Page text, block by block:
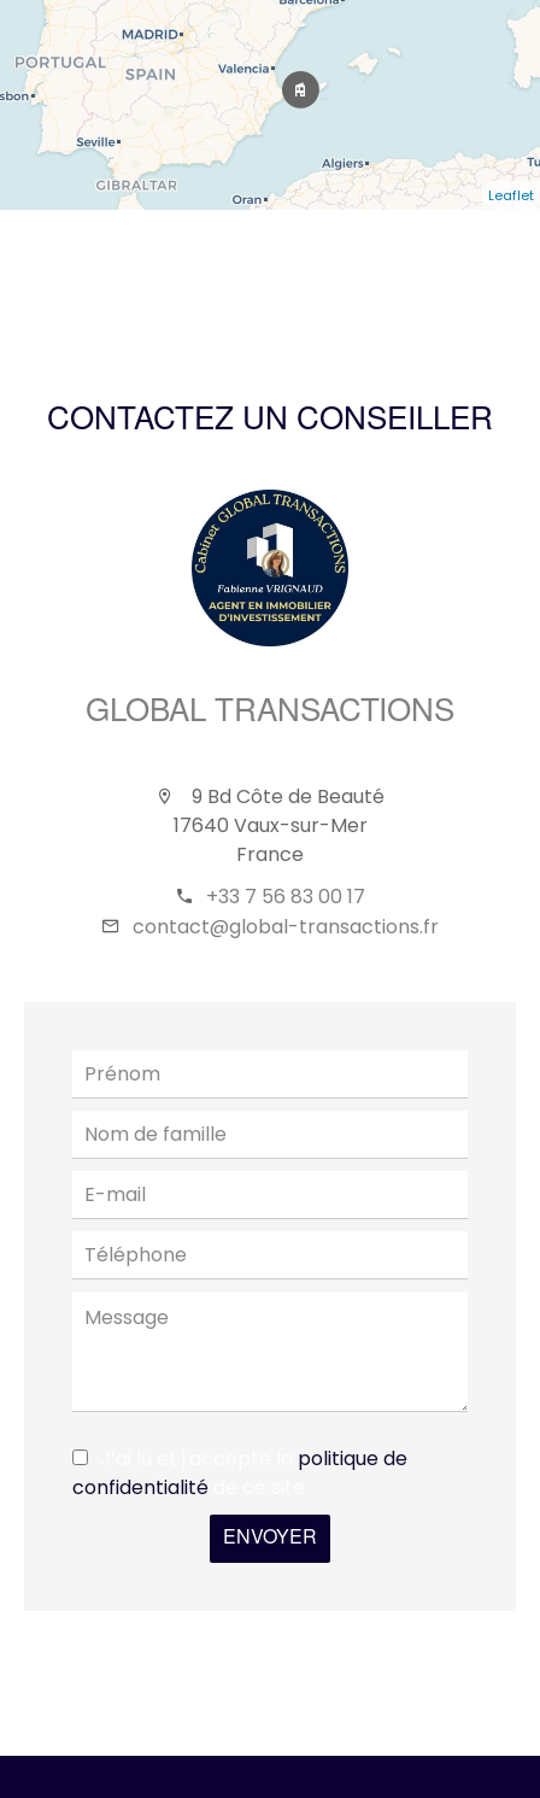
Leaflet
CONTACTEZ UN CONSEILLER
GLOBAL TRANSACTIONS
9 Bd Côte de Beauté
17640 Vaux-sur-Mer
France
+33 7 56 83 00 17
contact@global-transactions.fr
politique de
confidentialité
ENVOYER